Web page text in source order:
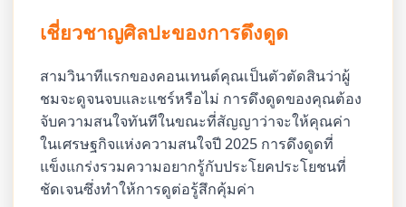
เชี่ยวชาญศิลปะของการดึงดูด
สามวินาทีแรกของคอนเทนต์คุณเป็นตัวตัดสินว่าผู้
ชมจะดูจนจบและแชร์หรือไม่ การดึงดูดของคุณต้อง
จับความสนใจทันทีในขณะที่สัญญาว่าจะให้คุณค่า
ในเศรษฐกิจแห่งความสนใจปี 2025 การดึงดูดที่
แข็งแกร่งรวมความอยากรู้กับประโยคประโยชนที่
ชัดเจนซึ่งทำให้การดูต่อรู้สึกคุ้มค่า